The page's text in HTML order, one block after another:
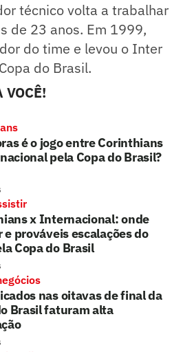
técnico volta a trabalhar
de 23 anos. Em 1999,
do time e levou o Inter
do Brasil.
VOCÊ!
é o jogo entre Corinthians
pela Copa do Brasil?
x Internacional: onde
e prováveis escalações do
Copa do Brasil
nas oitavas de final da
Brasil faturam alta